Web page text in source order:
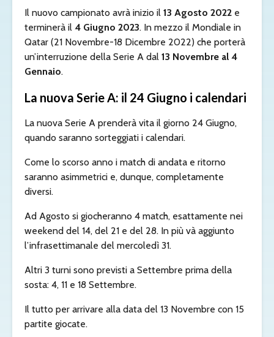
Il nuovo campionato avrà inizio il 13 Agosto 2022 e
terminerà il 4 Giugno 2023. In mezzo il Mondiale in
Qatar (21 Novembre-18 Dicembre 2022) che porterà
un’interruzione della Serie A dal 13 Novembre al 4
Gennaio.
La nuova Serie A: il 24 Giugno i calendari
La nuova Serie A prenderà vita il giorno 24 Giugno,
quando saranno sorteggiati i calendari.
Come lo scorso anno i match di andata e ritorno
saranno asimmetrici e, dunque, completamente
diversi.
Ad Agosto si giocheranno 4 match, esattamente nei
weekend del 14, del 21 e del 28. In più và aggiunto
l’infrasettimanale del mercoledì 31.
Altri 3 turni sono previsti a Settembre prima della
sosta: 4, 11 e 18 Settembre.
Il tutto per arrivare alla data del 13 Novembre con 15
partite giocate.